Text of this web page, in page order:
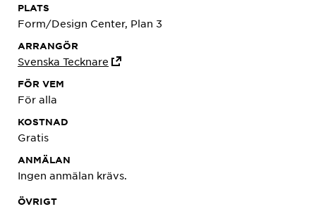
PLATS
Form/Design Center, Plan 3
ARRANGÖR
Svenska Tecknare
FÖR VEM
För alla
KOSTNAD
Gratis
ANMÄLAN
Ingen anmälan krävs.
ÖVRIGT